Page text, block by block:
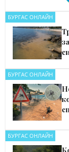
БУРГАС ОНЛАЙН
БУРГАС ОНЛАЙН
БУРГАС ОНЛАЙН